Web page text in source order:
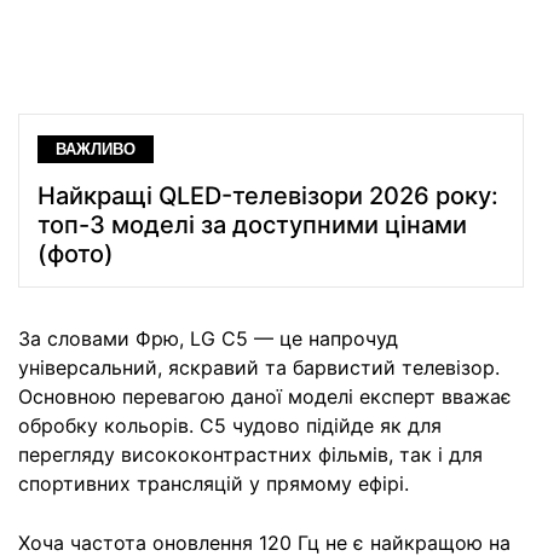
ВАЖЛИВО
Найкращі QLED-телевізори 2026 року:
топ-3 моделі за доступними цінами
(фото)
За словами Фрю, LG C5 — це напрочуд
універсальний, яскравий та барвистий телевізор.
Основною перевагою даної моделі експерт вважає
обробку кольорів. C5 чудово підійде як для
перегляду висококонтрастних фільмів, так і для
спортивних трансляцій у прямому ефірі.
Хоча частота оновлення 120 Гц не є найкращою на